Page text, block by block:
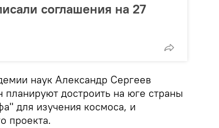
соглашения на 27
наук Александр Сергеев
достроить на юге страны
для изучения космоса, и
проекта.